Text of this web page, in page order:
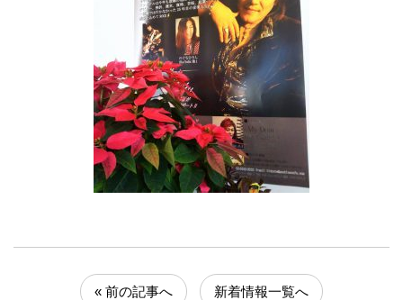
« 前の記事へ 新着情報一覧へ